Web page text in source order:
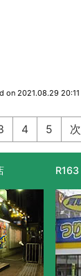
on 2021.08.29 20:11
4 5
店 R477